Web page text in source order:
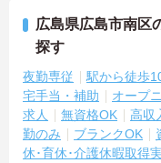
広島県広島市南区
探す
夜勤専従 駅から徒歩
宅手当・補助
オープ
求人
無資格OK 高収
勤のみ
ブランクOK
休･育休･介護休暇取得